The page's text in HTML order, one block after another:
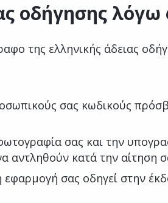
οδήγησης
της ελληνικής άδειας
σας κωδικούς
σας και την
αντληθούν κατά την αίτηση
σας οδηγεί στην